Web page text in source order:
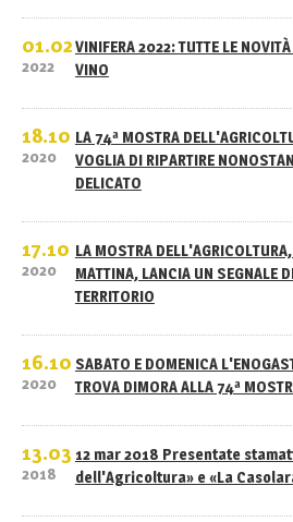
01.02
2022
VINIFERA 2022: TUTTE LE
VINO
18.10
2020
LA 74ª MOSTRA
VOGLIA DI RIPARTIRE
DELICATO
17.10
2020
LA MOSTRA
MATTINA, LANCIA UN SEGNALE
TERRITORIO
16.10
2020
SABATO E DOMENICA
TROVA DIMORA ALLA 74ª
13.03
2018
12 mar 2018 Presentate
dell'Agricoltura» e «La